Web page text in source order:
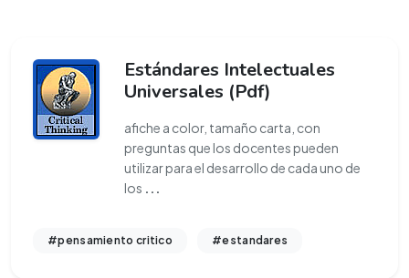
Estándares Intelectuales
Universales (Pdf)
afiche a color, tamaño carta, con
preguntas que los docentes pueden
utilizar para el desarrollo de cada uno de
los ...
#pensamiento critico #estandares